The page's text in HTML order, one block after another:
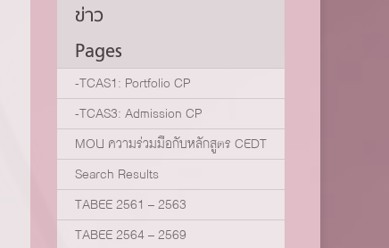
ข่าว
Pages
-TCAS1: Portfolio CP
-TCAS3: Admission CP
MOU ความร่วมมือกับหลักสูตร CEDT
Search Results
TABEE 2561 – 2563
TABEE 2564 – 2569